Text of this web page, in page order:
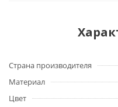
Страна производителя
Материал
Цвет